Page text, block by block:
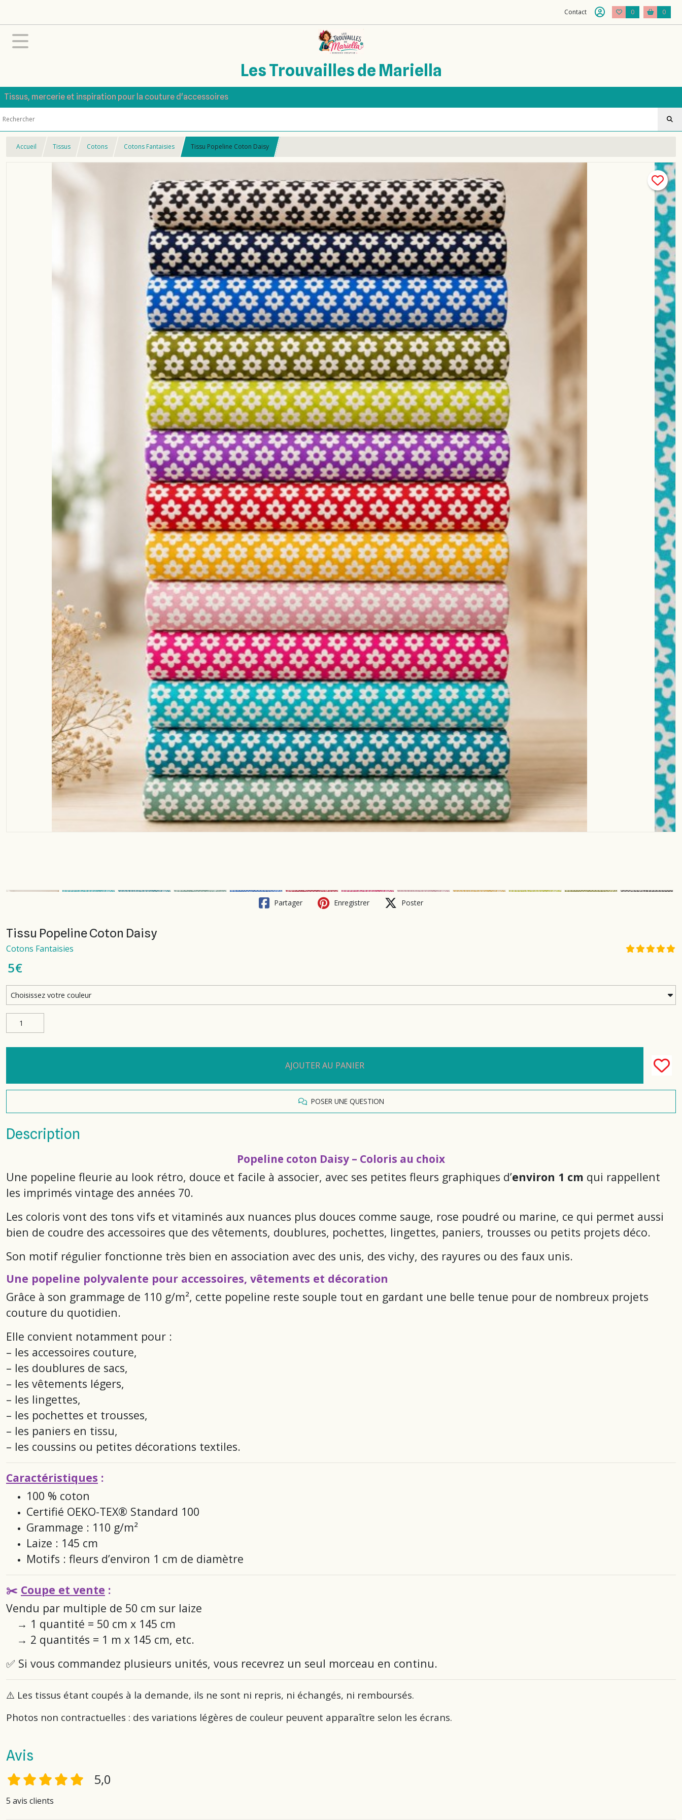
Contact 0 0
Les Trouvailles de Mariella
Tissus, mercerie et inspiration pour la couture d'accessoires
Accueil Tissus Cotons Cotons Fantaisies Tissu Popeline Coton Daisy
Partager Enregistrer Poster
Tissu Popeline Coton Daisy
Cotons Fantaisies
5€
AJOUTER AU PANIER
POSER UNE QUESTION
Description
Popeline coton Daisy – Coloris au choix
Une popeline fleurie au look rétro, douce et facile à associer, avec ses petites fleurs graphiques d’environ 1 cm qui rappellent
les imprimés vintage des années 70.
Les coloris vont des tons vifs et vitaminés aux nuances plus douces comme sauge, rose poudré ou marine, ce qui permet aussi
bien de coudre des accessoires que des vêtements, doublures, pochettes, lingettes, paniers, trousses ou petits projets déco.
Son motif régulier fonctionne très bien en association avec des unis, des vichy, des rayures ou des faux unis.
Une popeline polyvalente pour accessoires, vêtements et décoration
Grâce à son grammage de 110 g/m², cette popeline reste souple tout en gardant une belle tenue pour de nombreux projets
couture du quotidien.
Elle convient notamment pour :
– les accessoires couture,
– les doublures de sacs,
– les vêtements légers,
– les lingettes,
– les pochettes et trousses,
– les paniers en tissu,
– les coussins ou petites décorations textiles.
Caractéristiques :
100 % coton
Certifié OEKO-TEX® Standard 100
Grammage : 110 g/m²
Laize : 145 cm
Motifs : fleurs d’environ 1 cm de diamètre
✂️ Coupe et vente :
Vendu par multiple de 50 cm sur laize
→ 1 quantité = 50 cm x 145 cm
→ 2 quantités = 1 m x 145 cm, etc.
✅ Si vous commandez plusieurs unités, vous recevrez un seul morceau en continu.
⚠️ Les tissus étant coupés à la demande, ils ne sont ni repris, ni échangés, ni remboursés.
Photos non contractuelles : des variations légères de couleur peuvent apparaître selon les écrans.
Avis
5,0
5 avis clients